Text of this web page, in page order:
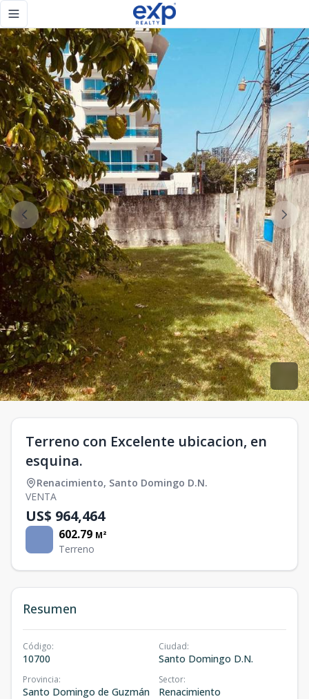
Toggle navigation menu
Terreno con Excelente ubicacion, en
esquina.
Renacimiento, Santo Domingo D.N.
VENTA
US$ 964,464
602.79 M²
Terreno
Resumen
Código:
10700
Ciudad:
Santo Domingo D.N.
Provincia:
Santo Domingo de Guzmán
Sector:
Renacimiento
Terreno con Excelente ubicacion, en esquina. - eXp Realty